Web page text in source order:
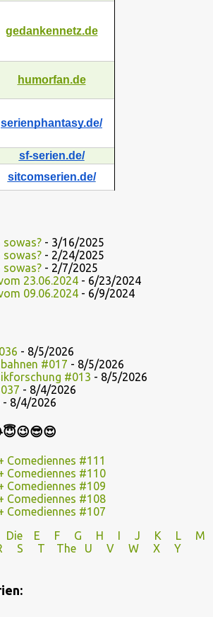
gedankennetz.de
humorfan.de
serienphantasy.de/
sf-serien.de/
sitcomserien.de/
sowas? - 3/16/2025
sowas? - 2/24/2025
sowas? - 2/7/2025
23.06.2024 - 6/23/2024
09.06.2024 - 6/9/2024
- 8/5/2026
#017 - 8/5/2026
#013 - 8/5/2026
- 8/4/2026
- 8/4/2026
Comediennes #111
Comediennes #110
Comediennes #109
Comediennes #108
Comediennes #107
Die E F G H I J K L
M
S T The U V
W X Y